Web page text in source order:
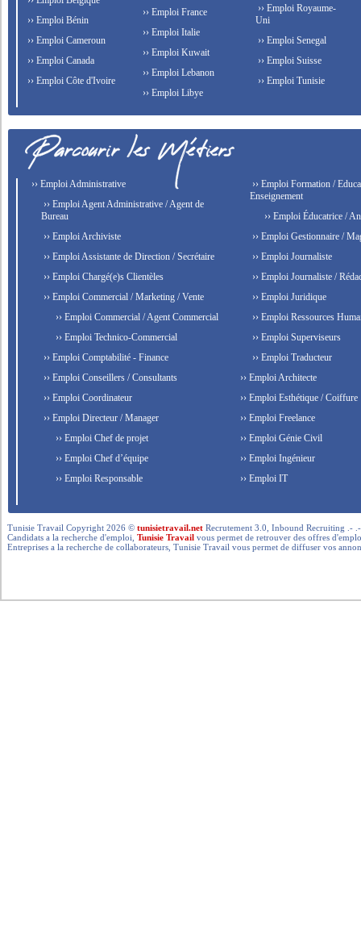
›› Emploi Bénin
›› Emploi Cameroun
›› Emploi Canada
›› Emploi Côte d'Ivoire
›› Emploi France
›› Emploi Italie
›› Emploi Kuwait
›› Emploi Lebanon
›› Emploi Libye
›› Emploi Royaume-
Uni
›› Emploi Senegal
›› Emploi Suisse
›› Emploi Tunisie
›› Emploi Administrative
›› Emploi Agent Administrative / Agent de
Bureau
›› Emploi Archiviste
›› Emploi Assistante de Direction / Secrétaire
›› Emploi Chargé(e)s Clientèles
›› Emploi Commercial / Marketing / Vente
›› Emploi Commercial / Agent Commercial
›› Emploi Technico-Commercial
›› Emploi Comptabilité - Finance
›› Emploi Conseillers / Consultants
›› Emploi Coordinateur
›› Emploi Directeur / Manager
›› Emploi Chef de projet
›› Emploi Chef d’équipe
›› Emploi Responsable
›› Emploi Formation /
Enseignement
›› Emploi Éducatrice /
›› Emploi Gestionnaire /
›› Emploi Journaliste
›› Emploi Journaliste /
›› Emploi Juridique
›› Emploi Ressources
›› Emploi Superviseurs
›› Emploi Traducteur
›› Emploi Architecte
›› Emploi Esthétique / Coiffure
›› Emploi Freelance
›› Emploi Génie Civil
›› Emploi Ingénieur
›› Emploi IT
Tunisie Travail Copyright 2026 ©tunisietravail.net Recrutement 3.0, Inbound Recruiting .-
Candidats a la recherche d'emploi,Tunisie Travail vous permet de retrouver des offres
Entreprises a la recherche de collaborateurs, Tunisie Travail vous permet de diffuser vos